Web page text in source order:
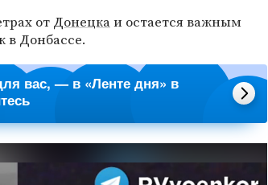
от Донецкаи остается важным
в Донбассе.
вас, — в «Ленте дня» в